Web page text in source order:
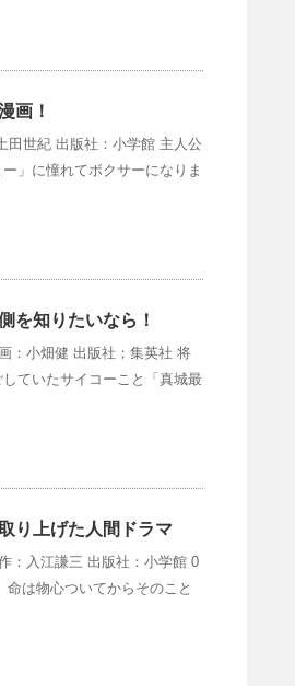
画！
田世紀 出版社：小学館 主人公
」に憧れてボクサーになりま
を知りたいなら！
：小畑健 出版社；集英社 将
ていたサイコーこと「真城最
り上げた人間ドラマ
：入江謙三 出版社：小学館 0
は物心ついてからそのこと